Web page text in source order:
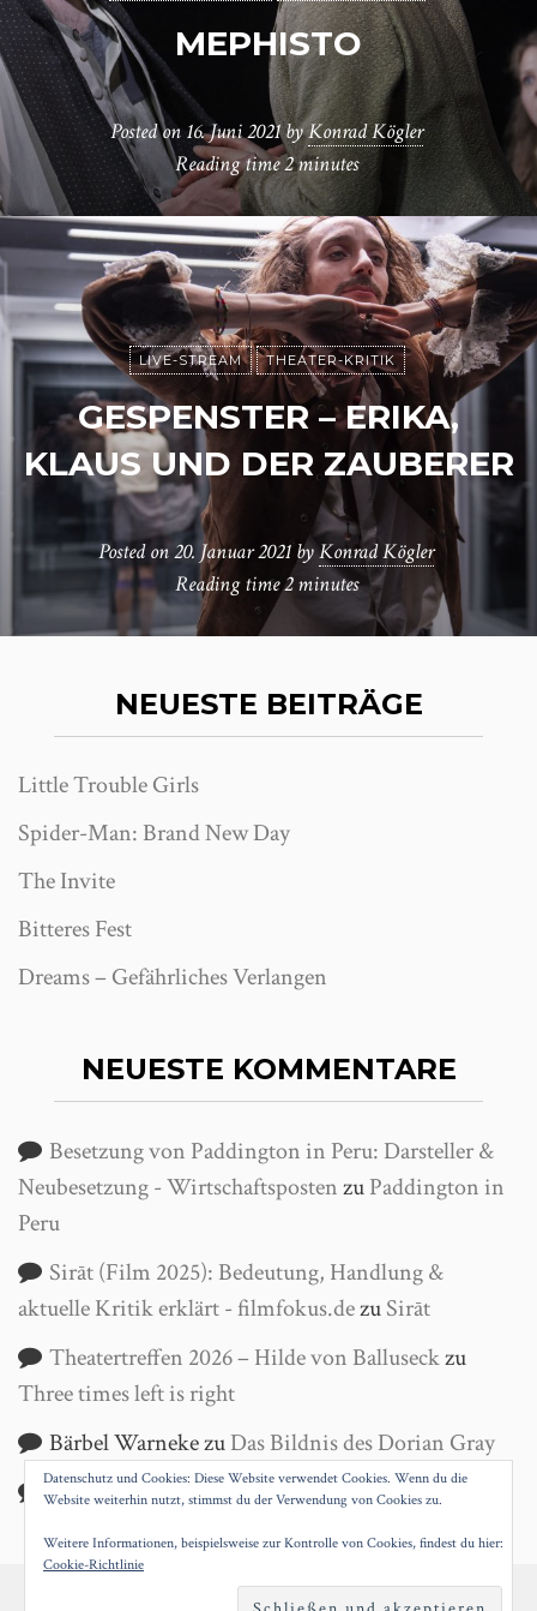
MEPHISTO
Posted on16. Juni 2021byKonrad Kögler
Reading time2 minutes
LIVE-STREAM THEATER-KRITIK
GESPENSTER – ERIKA,
KLAUS UND DER ZAUBERER
Posted on20. Januar 2021 byKonrad Kögler
Reading time2 minutes
NEUESTE BEITRÄGE
Little Trouble Girls
Spider-Man: Brand New Day
The Invite
Bitteres Fest
Dreams – Gefährliches Verlangen
NEUESTE KOMMENTARE
Besetzung von Paddington in Peru: Darsteller &
Neubesetzung - WirtschaftspostenzuPaddington in
Peru
Sirāt (Film 2025): Bedeutung, Handlung &
aktuelle Kritik erklärt - filmfokus.dezuSirāt
Theatertreffen 2026 – Hilde von Balluseckzu
Three times left is right
Bärbel WarnekezuDas Bildnis des Dorian Gray
Helga WankezuAntigone
PROUDLY POWERED BY WORDPRESS |THEME:
Datenschutz und Cookies: Diese Website verwendet Cookies. Wenn du die
Website weiterhin nutzt, stimmst du der Verwendung von Cookies zu.
Weitere Informationen, beispielsweise zur Kontrolle von Cookies, findest du hier:
Cookie-Richtlinie